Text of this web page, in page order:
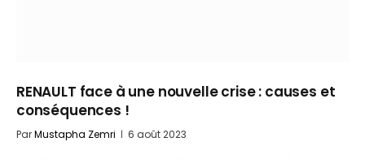
RENAULT face à une nouvelle crise : causes et
conséquences !
ParMustapha Zemri 6 août 2023